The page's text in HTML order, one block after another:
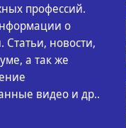
профессий.
о
новости,
а так же
видео и др..